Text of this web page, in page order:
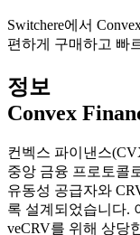
Switchere에서
편하게 구매하고 빠
정보
Convex
컨벡스 파이낸스
중앙 금융 프로토콜
유동성 공급자와
록 설계되었습니다.
veCRV를 위해 상당